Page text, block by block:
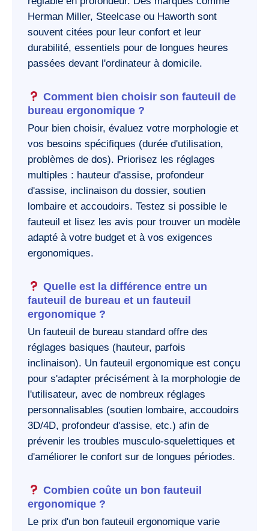
Herman Miller, Steelcase ou Haworth sont
souvent citées pour leur confort et leur
durabilité, essentiels pour de longues heures
passées devant l'ordinateur à domicile.
Comment bien choisir son fauteuil de
bureau ergonomique ?
Pour bien choisir, évaluez votre morphologie et
vos besoins spécifiques (durée d'utilisation,
problèmes de dos). Priorisez les réglages
multiples : hauteur d'assise, profondeur
d'assise, inclinaison du dossier, soutien
lombaire et accoudoirs. Testez si possible le
fauteuil et lisez les avis pour trouver un modèle
adapté à votre budget et à vos exigences
ergonomiques.
Quelle est la différence entre un
fauteuil de bureau et un fauteuil
ergonomique ?
Un fauteuil de bureau standard offre des
réglages basiques (hauteur, parfois
inclinaison). Un fauteuil ergonomique est conçu
pour s'adapter précisément à la morphologie de
l'utilisateur, avec de nombreux réglages
personnalisables (soutien lombaire, accoudoirs
3D/4D, profondeur d'assise, etc.) afin de
prévenir les troubles musculo-squelettiques et
d'améliorer le confort sur de longues périodes.
Combien coûte un bon fauteuil
ergonomique ?
Le prix d'un bon fauteuil ergonomique varie